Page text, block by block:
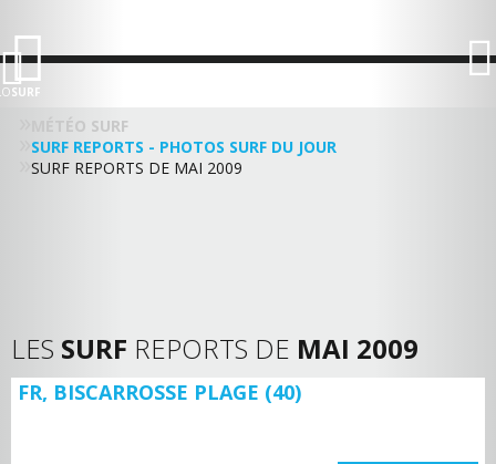
SURF
MÉTÉO SURF
SURF REPORTS - PHOTOS SURF DU JOUR
SURF REPORTS DE MAI 2009
LES SURF REPORTS DE MAI 2009
FR, BISCARROSSE PLAGE (40)